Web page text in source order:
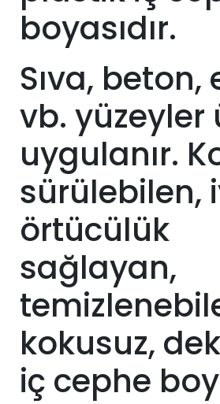
boyasıdır.
Sıva, beton,
vb. yüzeyler
uygulanır.
sürülebilen,
örtücülük
sağlayan,
kokusuz,
iç cephe